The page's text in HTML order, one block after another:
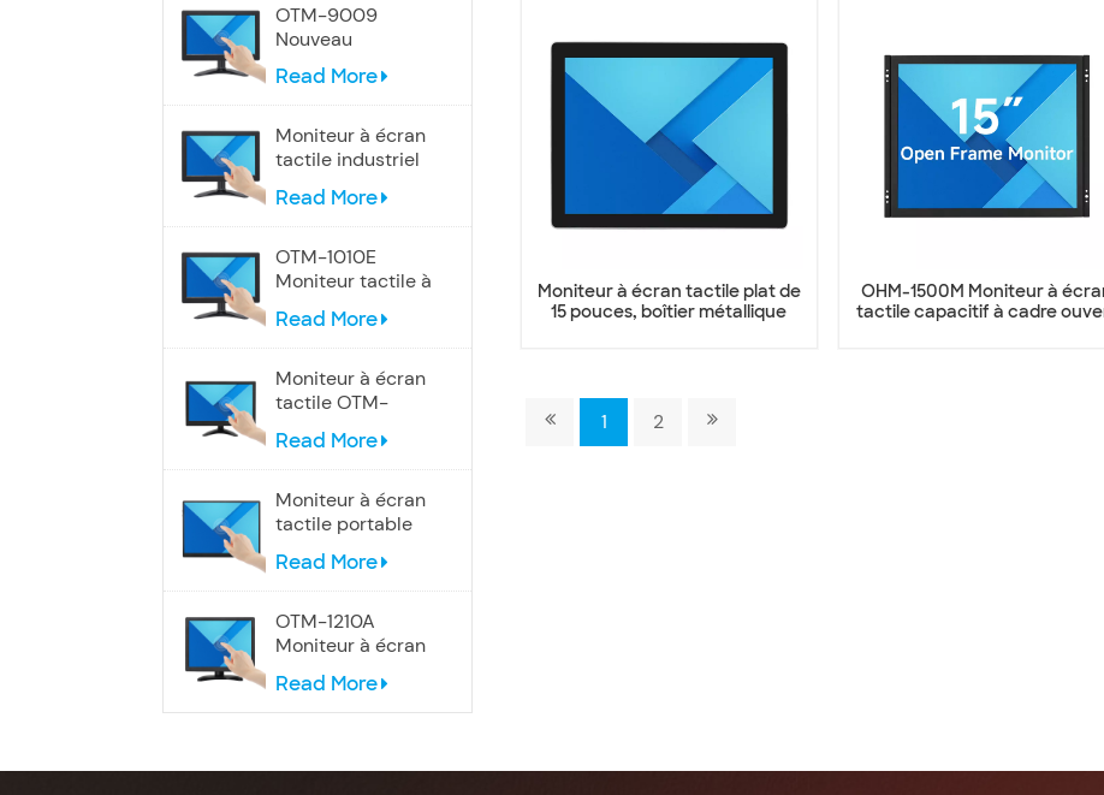
OTM-9009
Nouveau
moniteur à écran
tactile de 9
pouces
Read More
Moniteur à écran
tactile industriel
OTM-1010C de
10,1 pouces
Read More
OTM-1010E
Moniteur tactile à
écran large de
10,1 pouces
Read More
Moniteur à écran
tactile OTM-
1106A de 12
pouces
Read More
Moniteur à écran
tactile portable
USB-C OTM-
1050T 10,5
pouces
Read More
OTM-1210A
Moniteur à écran
tactile 4:3 de 12
pouces
Read More
Moniteur à écran tactile plat de
15 pouces, boîtier métallique
OHM-1500M Moniteur à
tactile capacitif à cadre
1 2